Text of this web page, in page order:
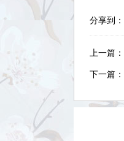
分享到：
上一篇：
下一篇：